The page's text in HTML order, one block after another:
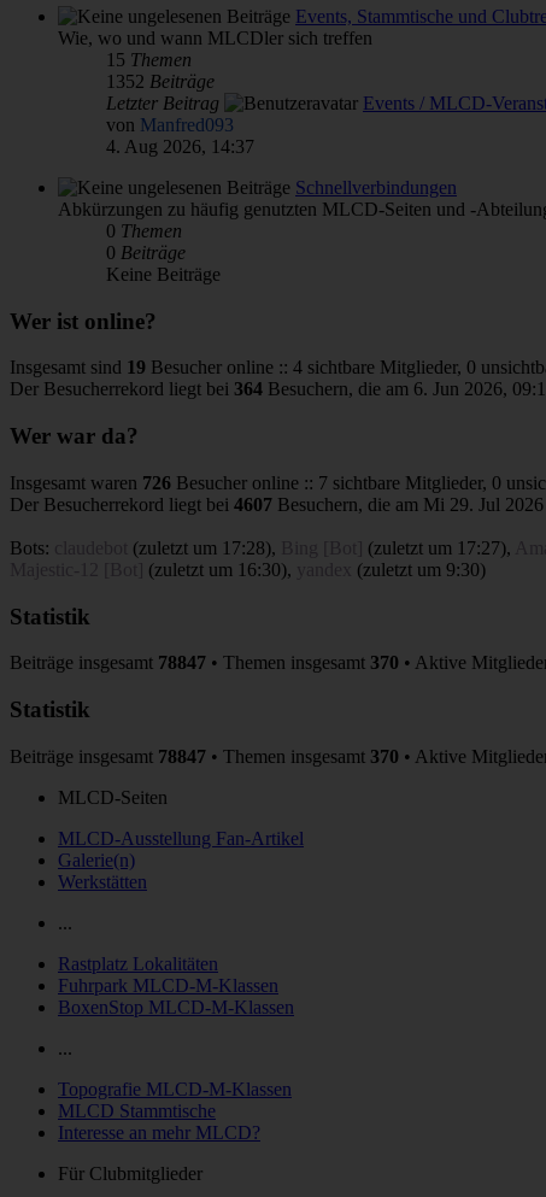
Events, Stammtische und
Wie, wo und wann MLCDler sich treffen
15 Themen
1352 Beiträge
Letzter Beitrag
Events / MLCD-
von Manfred093
4. Aug 2026, 14:37
Schnellverbindungen
Abkürzungen zu häufig genutzten MLCD-Seiten und -
0 Themen
0 Beiträge
Keine Beiträge
Wer ist online?
Insgesamt sind 19 Besucher online :: 4 sichtbare Mitglieder, 0
Der Besucherrekord liegt bei 364 Besuchern, die am 6. Jun 2026,
Wer war da?
Insgesamt waren 726 Besucher online :: 7 sichtbare Mitglieder, 0
Der Besucherrekord liegt bei 4607 Besuchern, die am Mi 29. Jul
Bots: (zuletzt um 17:28), (zuletzt um 17:27),
(zuletzt um 16:30), (zuletzt um 9:30)
Statistik
Beiträge insgesamt 78847 • Themen insgesamt 370 • Aktive
Statistik
Beiträge insgesamt 78847 • Themen insgesamt 370 • Aktive
MLCD-Seiten
MLCD-Ausstellung Fan-Artikel
Galerie(n)
Werkstätten
...
Rastplatz Lokalitäten
Fuhrpark MLCD-M-Klassen
BoxenStop MLCD-M-Klassen
...
Topografie MLCD-M-Klassen
MLCD Stammtische
Interesse an mehr MLCD?
Für Clubmitglieder